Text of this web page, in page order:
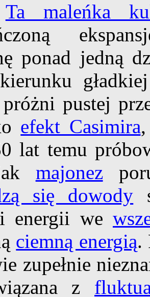
Ta maleńka
ponad jedną
pustej
efekt Casimira
lat temu
majonez
się dowody
energii we
ciemną energią.
zupełnie
z